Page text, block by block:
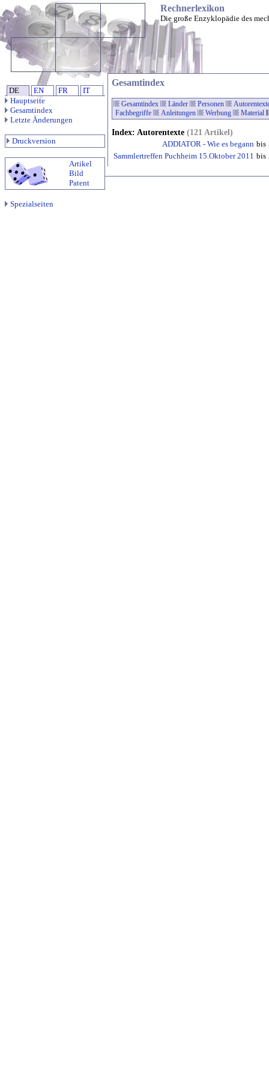
Rechnerlexikon
Die große Enzyklopädie des
DE EN FR
IT
Hauptseite
Gesamtindex
Letzte Änderungen
Druckversion
Artikel
Bild
Patent
Spezialseiten
Gesamtindex
Gesamtindex Länder Personen
Fachbegriffe
Anleitungen Werbung Material
Index: Autorentexte (121 Artikel)
ADDIATOR - Wie es begann bis
Sammlertreffen Puchheim 15.Oktober 2011 bis